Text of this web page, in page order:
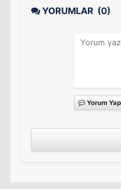
YORUMLAR (0)
Yorum Yap